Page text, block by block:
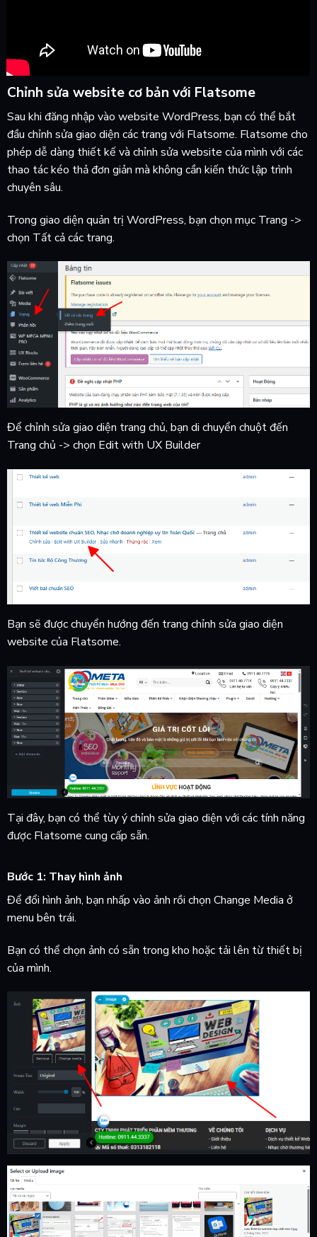
Chỉnh sửa website cơ bản với Flatsome
Sau khi đăng nhập vào website WordPress, bạn có thể bắt
đầu chỉnh sửa giao diện các trang với Flatsome. Flatsome cho
phép dễ dàng thiết kế và chỉnh sửa website của mình với các
thao tác kéo thả đơn giản mà không cần kiến thức lập trình
chuyên sâu.
Trong giao diện quản trị WordPress, bạn chọn mục Trang ->
chọn Tất cả các trang.
Để chỉnh sửa giao diện trang chủ, bạn di chuyển chuột đến
Trang chủ -> chọn Edit with UX Builder
Bạn sẽ được chuyển hướng đến trang chỉnh sửa giao diện
website của Flatsome.
Tại đây, bạn có thể tùy ý chỉnh sửa giao diện với các tính năng
được Flatsome cung cấp sẵn.
Bước 1: Thay hình ảnh
Để đổi hình ảnh, bạn nhấp vào ảnh rồi chọn Change Media ở
menu bên trái.
Bạn có thể chọn ảnh có sẵn trong kho hoặc tải lên từ thiết bị
của mình.